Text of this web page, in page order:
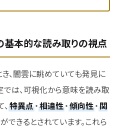
基本的な読み取りの視点
、闇雲に眺めていても発見に
では、可視化から意味を読み取
特異点・相違性・傾向性・関
できるとされています。これら